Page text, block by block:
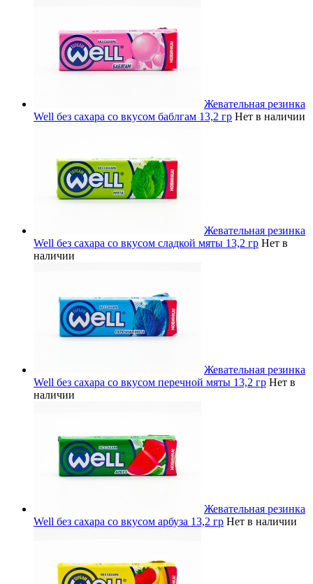
Жевательная резинка
Well без сахара со вкусом баблгам 13,2 гр Нет в наличии
Жевательная резинка
Well без сахара со вкусом сладкой мяты 13,2 гр Нет в
наличии
Жевательная резинка
Well без сахара со вкусом перечной мяты 13,2 гр Нет в
наличии
Жевательная резинка
Well без сахара со вкусом арбуза 13,2 гр Нет в наличии